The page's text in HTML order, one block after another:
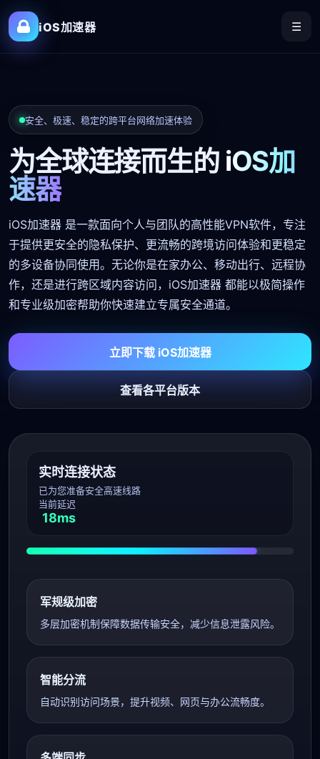
iOS加速器 ☰
安全、极速、稳定的跨平台网络加速体验
为全球连接而生的 iOS加
速器
iOS加速器 是一款面向个人与团队的高性能VPN软件，专注
于提供更安全的隐私保护、更流畅的跨境访问体验和更稳定
的多设备协同使用。无论你是在家办公、移动出行、远程协
作，还是进行跨区域内容访问，iOS加速器 都能以极简操作
和专业级加密帮助你快速建立专属安全通道。
立即下载 iOS加速器
查看各平台版本
实时连接状态
已为您准备安全高速线路
当前延迟
18ms
军规级加密
多层加密机制保障数据传输安全，减少信息泄露风险。
智能分流
自动识别访问场景，提升视频、网页与办公流畅度。